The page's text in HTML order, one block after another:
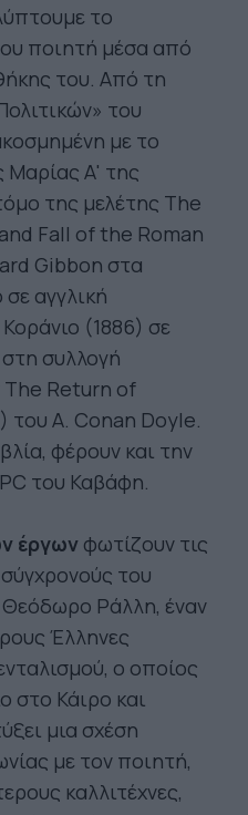
το
ποιητή μέσα από
του. Από τη
του
με το
Μαρίας Α' της
της μελέτης The
Fall of the Roman
Gibbon στα
αγγλική
(1886) σε
συλλογή
The Return of
του A. Conan Doyle.
φέρουν και την
του Καβάφη.
έργων φωτίζουν τις
του
Θεόδωρο Ράλλη, έναν
Έλληνες
ο οποίος
στο Κάιρο και
μια σχέση
με τον ποιητή,
καλλιτέχνες,